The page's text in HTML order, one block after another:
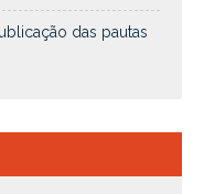
das pautas